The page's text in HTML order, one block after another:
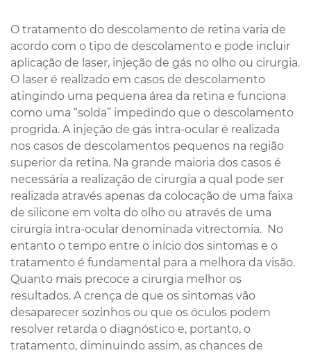
O tratamento do descolamento de retina varia de
acordo com o tipo de descolamento e pode incluir
aplicação de laser, injeção de gás no olho ou cirurgia.
O laser é realizado em casos de descolamento
atingindo uma pequena área da retina e funciona
como uma “solda” impedindo que o descolamento
progrida. A injeção de gás intra-ocular é realizada
nos casos de descolamentos pequenos na região
superior da retina. Na grande maioria dos casos é
necessária a realização de cirurgia a qual pode ser
realizada através apenas da colocação de uma faixa
de silicone em volta do olho ou através de uma
cirurgia intra-ocular denominada vitrectomia. No
entanto o tempo entre o início dos sintomas e o
tratamento é fundamental para a melhora da visão.
Quanto mais precoce a cirurgia melhor os
resultados. A crença de que os sintomas vão
desaparecer sozinhos ou que os óculos podem
resolver retarda o diagnóstico e, portanto, o
tratamento, diminuindo assim, as chances de